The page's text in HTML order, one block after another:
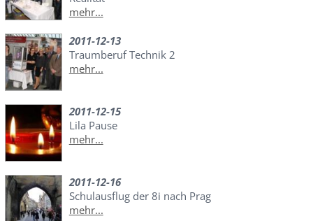
mehr...
2011-12-13
Traumberuf Technik 2
mehr...
2011-12-15
Lila Pause
mehr...
2011-12-16
Schulausflug der 8i nach Prag
mehr...